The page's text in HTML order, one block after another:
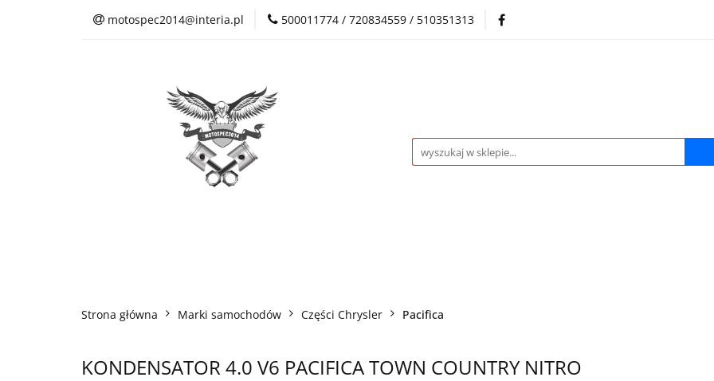
motospec2014@interia.pl 500011774 / 720834559 / 510351313
Sklep Auto Części Regulamin sklepu
Kontakt
Strona główna Marki samochodów Części Chrysler Pacifica
KONDENSATOR 4.0 V6 PACIFICA TOWN COUNTRY NITRO